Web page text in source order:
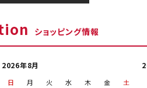
ショッピング情報
2026年8月
日 月 火 水 木 金
土